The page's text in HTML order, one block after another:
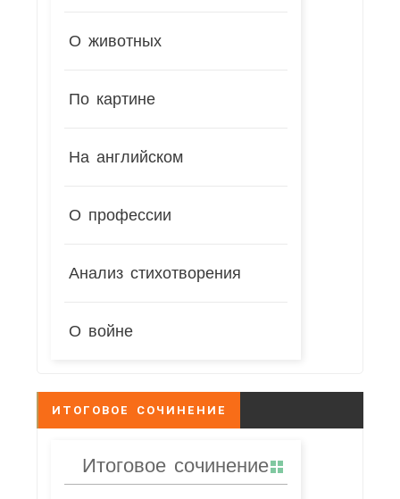
О животных
По картине
На английском
О профессии
Анализ стихотворения
О войне
ИТОГОВОЕ СОЧИНЕНИЕ
Итоговое сочинение